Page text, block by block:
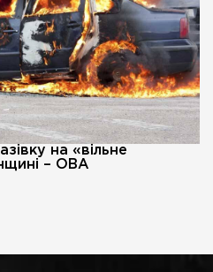
на «вільне
– ОВА